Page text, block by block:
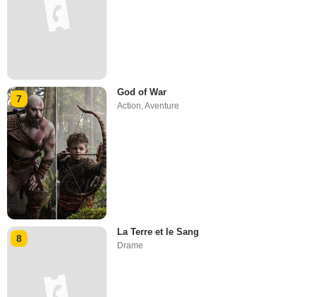
7
God of War
Action,Aventure
8
La Terre et le Sang
Drame